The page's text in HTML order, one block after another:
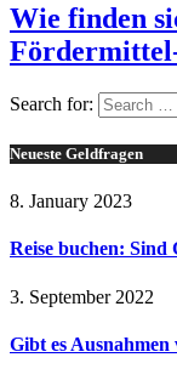
Wie finden
Search for:
Neueste Geldfragen
8. January 2023
Reise buchen: Sind
3. September 2022
Gibt es